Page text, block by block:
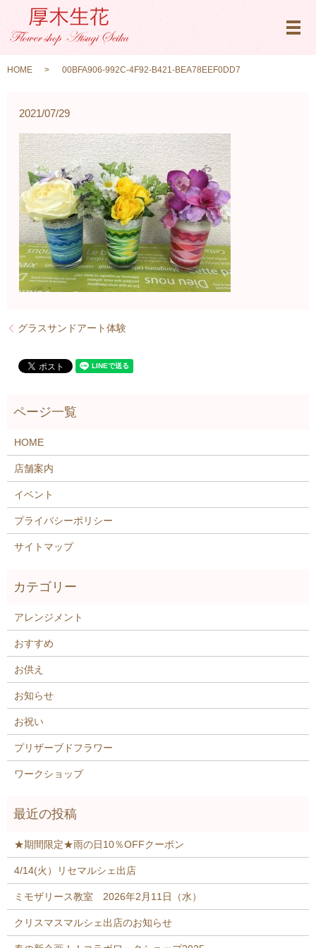
メ
HOME 00BFA906-992C-4F92-B421-BEA78EEF0DD7
2021/07/29
グラスサンドアート体験
HOME
店舗案内
イベント
プライバシーポリシー
サイトマップ
アレンジメント
おすすめ
お供え
お知らせ
お祝い
プリザーブドフラワー
ワークショップ
★期間限定★雨の日10％OFFクーポン
4/14(火）リセマルシェ出店
ミモザリース教室 2026年2月11日（水）
クリスマスマルシェ出店のお知らせ